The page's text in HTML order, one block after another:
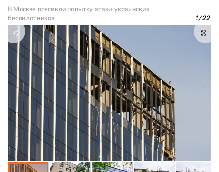
В Москве пресекли попытку атаки украинских
беспилотников
1/22